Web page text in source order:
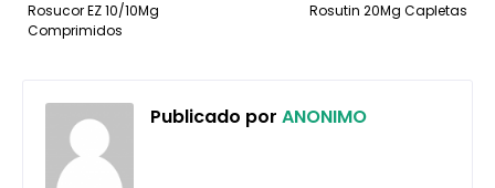
Rosutin 20Mg Capletas
Rosucor EZ 10/10Mg
Comprimidos
Publicado por ANONIMO